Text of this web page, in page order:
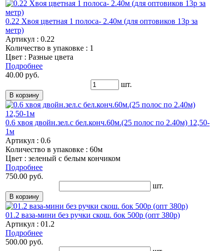
0.22 Хвоя цветная 1 полоса- 2.40м (для оптовиков 13р за
метр)
Артикул : 0.22
Количество в упаковке : 1
Цвет : Разные цвета
Подробнее
40.00 руб.
шт.
0.6 хвоя двойн.зел.с бел.конч.60м.(25 полос по 2.40м) 12,50-
1м
Артикул : 0.6
Количество в упаковке : 60м
Цвет : зеленый с белым кончиком
Подробнее
750.00 руб.
шт.
01.2 ваза-мини без ручки скош. бок 500р (опт 380р)
Артикул : 01.2
Подробнее
500.00 руб.